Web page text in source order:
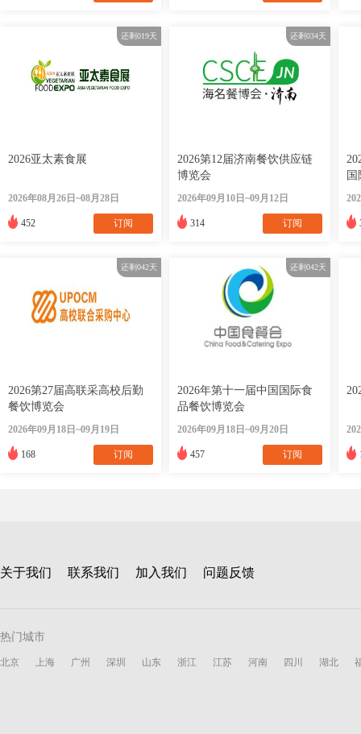
还剩019天
2026亚太素食展
2026年08月26日~08月28日
452 订阅
还剩034天
2026第12届济南餐饮供应链
博览会
2026年09月10日~09月12日
314 订阅
还剩042天
2026第27届高联采高校后勤
餐饮博览会
2026年09月18日~09月19日
168 订阅
还剩042天
2026年第十一届中国国际食
品餐饮博览会
2026年09月18日~09月20日
457 订阅
关于我们 联系我们 加入我们 问题反馈
热门城市
北京 上海 广州 深圳 山东 浙江 江苏 河南 四川 湖北